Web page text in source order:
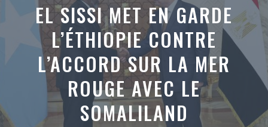
EL SISSI MET EN GARDE
L’ÉTHIOPIE CONTRE
L’ACCORD SUR LA MER
ROUGE AVEC LE
SOMALILAND